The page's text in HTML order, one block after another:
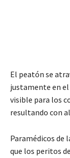
El peatón se
justamente en el
visible para los
resultando con
Paramédicos de
que los peritos